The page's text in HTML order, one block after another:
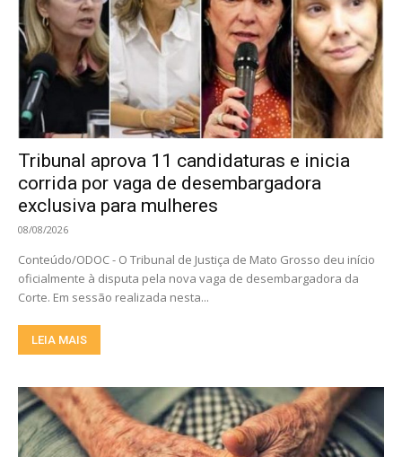
Tribunal aprova 11 candidaturas e inicia
corrida por vaga de desembargadora
exclusiva para mulheres
08/08/2026
Conteúdo/ODOC - O Tribunal de Justiça de Mato Grosso deu início
oficialmente à disputa pela nova vaga de desembargadora da
Corte. Em sessão realizada nesta...
LEIA MAIS